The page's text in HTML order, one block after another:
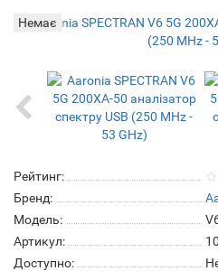
Немає
Рейтинг:
Бренд:
Модель:
Артикул:
Доступно: